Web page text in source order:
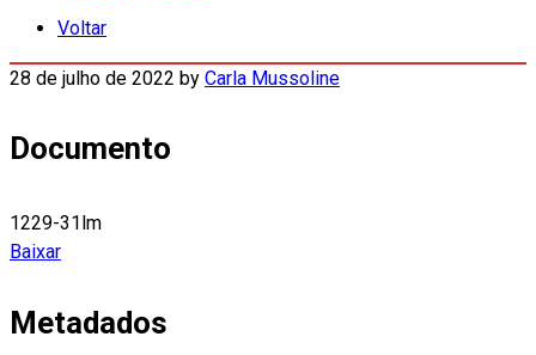
Voltar
28 de julho de 2022 by Carla Mussoline
Documento
1229-31lm
Baixar
Metadados